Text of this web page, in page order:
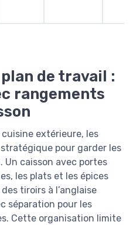
de travail :
rangements
extérieure, les
pour garder les
Un caisson avec portes
les plats et les épices
tiroirs à l’anglaise
séparation pour les
Cette organisation limite